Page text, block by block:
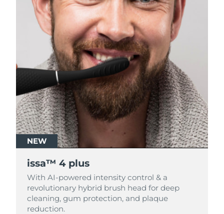
NEW
issa™ 4 plus
With AI-powered intensity control & a
revolutionary hybrid brush head for deep
cleaning, gum protection, and plaque
reduction.
NEW
issa™ 4 plus
With AI-powered intensity control & a
revolutionary hybrid brush head for deep
cleaning, gum protection, and plaque
reduction.